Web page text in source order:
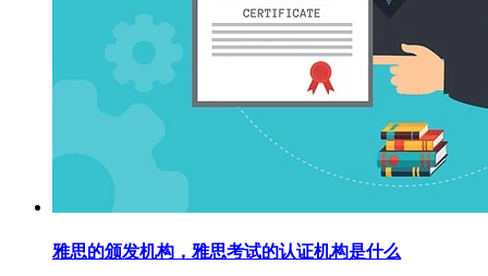
雅思的颁发机构，雅思考试的认证机构是什么